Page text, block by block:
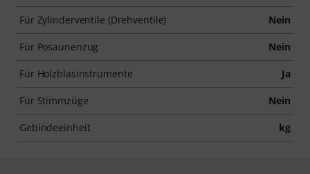
Für Zylinderventile (Drehventile) Nein
Für Posaunenzug Nein
Für Holzblasinstrumente Ja
Für Stimmzüge Nein
Gebindeeinheit kg